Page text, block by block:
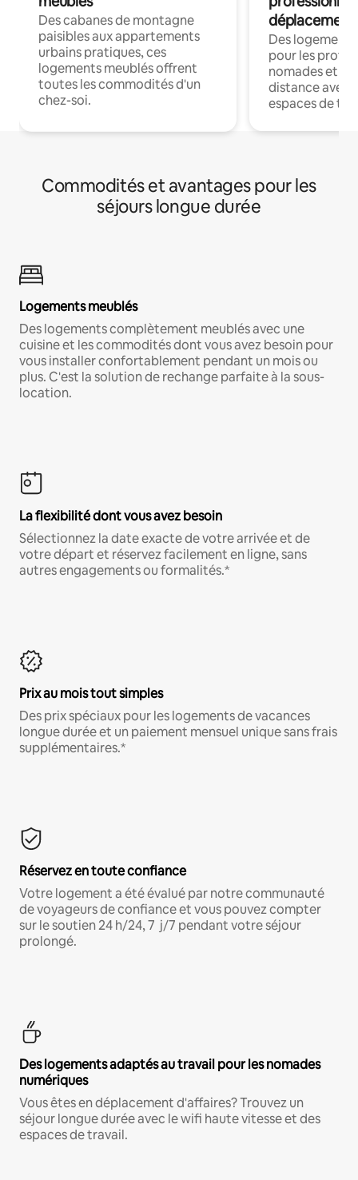
Des cabanes de montagne
paisibles aux appartements
urbains pratiques, ces
logements meublés offrent
toutes les commodités d'un
chez-soi.
déplacement
Des
pour les
nomades et
distance avec
espaces de
Commodités et avantages pour les
séjours longue durée
Logements meublés
Des logements complètement meublés avec une
cuisine et les commodités dont vous avez besoin pour
vous installer confortablement pendant un mois ou
plus. C'est la solution de rechange parfaite à la sous-
location.
La flexibilité dont vous avez besoin
Sélectionnez la date exacte de votre arrivée et de
votre départ et réservez facilement en ligne, sans
autres engagements ou formalités.*
Prix au mois tout simples
Des prix spéciaux pour les logements de vacances
longue durée et un paiement mensuel unique sans frais
supplémentaires.*
Réservez en toute confiance
Votre logement a été évalué par notre communauté
de voyageurs de confiance et vous pouvez compter
sur le soutien 24 h/24, 7 j/7 pendant votre séjour
prolongé.
Des logements adaptés au travail pour les nomades
numériques
Vous êtes en déplacement d'affaires? Trouvez un
séjour longue durée avec le wifi haute vitesse et des
espaces de travail.